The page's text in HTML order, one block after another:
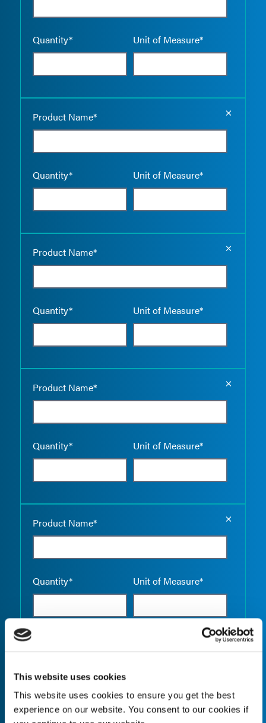
This website uses cookies
This website uses cookies to ensure you get the best
experience on our website. You consent to our cookies if
Quantity* Unit of Measure*
Product Name*
Quantity* Unit of Measure*
Product Name*
Quantity* Unit of Measure*
Product Name*
Quantity* Unit of Measure*
Product Name*
Quantity* Unit of Measure*
Quantity* Unit of Measure*